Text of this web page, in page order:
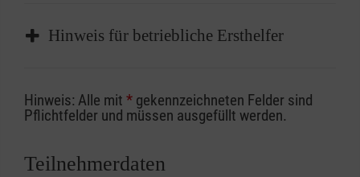
Hinweis für betriebliche Ersthelfer
Sofern Sie ein Kostenübernahmeverfahren
Ihrer Berufsgenossenschaft / Unfallkasse
Abrechnungsunterlagen spätestens zu
Hinweis: Alle mit * gekennzeichneten Felder sind
Pflichtfelder und müssen ausgefüllt werden.
Teilnehmerdaten